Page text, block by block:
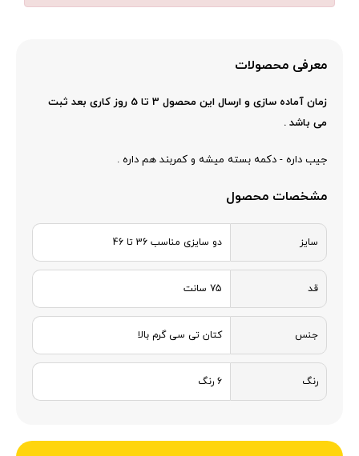
معرفی محصولات
زمان آماده سازی و ارسال این محصول 3 تا 5 روز کاری بعد ثبت
می باشد .
جیب داره - دکمه بسته میشه و کمربند هم داره .
مشخصات محصول
سایز دو سایزی مناسب 36 تا 46
قد 75 سانت
جنس کتان تی سی گرم بالا
رنگ 6 رنگ